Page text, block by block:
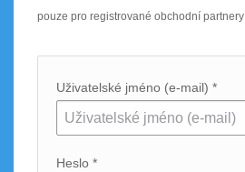
pouze pro registrované obchodní partnery
Uživatelské jméno (e-mail) *
Heslo *